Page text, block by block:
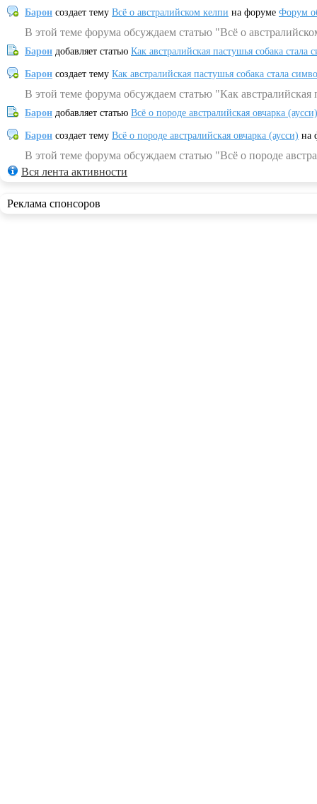
Барон создает тему Всё о австралийском келпи на форуме Форум
В этой теме форума обсуждаем статью "Всё о
Барон добавляет статью Как австралийская пастушья собака
Барон создает тему Как австралийская пастушья собака стала
В этой теме форума обсуждаем статью "Как
Барон добавляет статью Всё о породе австралийская овчарка (аусси)
Барон создает тему Всё о породе австралийская овчарка (аусси) на
В этой теме форума обсуждаем статью "Всё о породе
Вся лента активности
Реклама спонсоров